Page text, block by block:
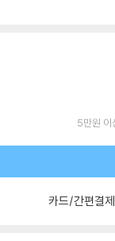
5만원 이
카드/간편결